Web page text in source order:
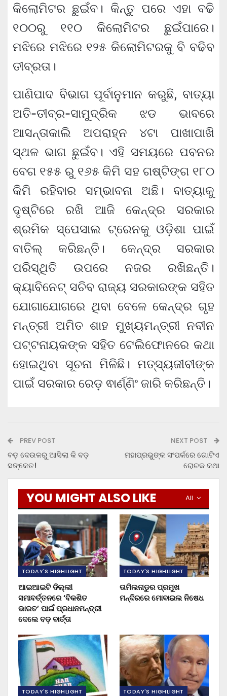
କିଲୋମିଟର ଛୁଇଁବ। କିନ୍ତୁ ପରେ ଏହା ବଢି
୧୦୦ରୁ ୧୧୦ କିଲୋମିଟର ଛୁଇଁପାରେ।
ମଝିରେ ମଝିରେ ୧୨୫ କିଲୋମିଟରକୁ ବି ବଢିବ
ତୀବ୍ରତା।
ପାଣିପାଦ ବିଭାଗ ପୂର୍ବାନୁମାନ କରୁଛି, ବାତ୍ୟା
ଅତି-ତୀବ୍ର-ସାମୁଦ୍ରିକ ଝଡ ଭାବରେ
ଆସନ୍ତାକାଲି ଅପରାହ୍ନ ୪ଟା ପାଖାପାଖି
ସ୍ଥଳ ଭାଗ ଛୁଇଁବ। ଏହି ସମୟରେ ପବନର
ବେଗ ୧୫୫ ରୁ ୧୬୫ କିମି ସହ ଗଷ୍ଟିଙ୍ଗ ୧୮୦
କିମି ରହିବାର ସମ୍ଭାବନା ଅଛି। ବାତ୍ୟାକୁ
ଦୃଷ୍ଟିରେ ରଖି ଆଜି କେନ୍ଦ୍ର ସରକାର
ଶ୍ରମିକ ସ୍ପେସାଲ ଟ୍ରେନକୁ ଓଡ଼ିଶା ପାଇଁ
ବାତିଲ୍ କରିଛନ୍ତି। କେନ୍ଦ୍ର ସରକାର
ପରିସ୍ଥିତି ଉପରେ ନଜର ରଖିଛନ୍ତି।
କ୍ୟାବିନେଟ୍ ସଚିବ ରାଜ୍ୟ ସରକାରଙ୍କ ସହିତ
ଯୋଗାଯୋଗରେ ଥିବା ବେଳେ କେନ୍ଦ୍ର ଗୃହ
ମନ୍ତ୍ରୀ ଅମିତ ଶାହ ମୁଖ୍ୟମନ୍ତ୍ରୀ ନବୀନ
ପଟ୍ଟନାୟକଙ୍କ ସହିତ ଟେଲିଫୋନରେ କଥା
ହୋଇଥିବା ସୂଚନା ମିଳିଛି। ମତ୍ସ୍ୟଜୀବୀଙ୍କ
ପାଇଁ ସରକାର ରେଡ଼ ଵାର୍ଣ୍ଣିଂ ଜାରି କରିଛନ୍ତି।
PREV POST
ବଡ଼ ଦେଉଳରୁ ଆସିଲା କି ବଡ଼
ସଙ୍କେତ!
NEXT POST
ମହାପ୍ରଭୁଙ୍କ ସଂପର୍କରେ ଗୋଟିଏ
ରୋଚକ କଥା
All
YOU MIGHT ALSO LIKE
TODAY'S HIGHLIGHT
ଆଇଆଇଟି ଦିଲ୍ଲୀ
ସମାବର୍ତ୍ତନରେ ‘ବିକଶିତ
ଭାରତ’ ପାଇଁ ପ୍ରଧାନମନ୍ତ୍ରୀ
ଦେଲେ ବଡ଼ ବାର୍ତ୍ତା
TODAY'S HIGHLIGHT
ତାମିଲନାଡୁର ପ୍ରମୁଖ
ମନ୍ଦିରରେ ମୋବାଇଲ ନିଷେଧ
TODAY'S HIGHLIGHT TODAY'S HIGHLIGHT